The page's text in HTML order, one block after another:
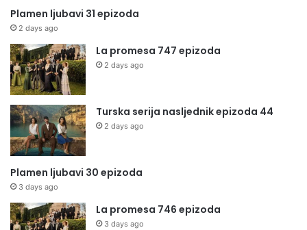
Plamen ljubavi 31 epizoda
2 days ago
La promesa 747 epizoda
2 days ago
Turska serija nasljednik epizoda 44
2 days ago
Plamen ljubavi 30 epizoda
3 days ago
La promesa 746 epizoda
3 days ago